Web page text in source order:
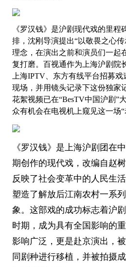
《罗汉钱》是沪剧现代戏的里程
排，沈刚导演提出“以敬畏之心
理念，在演出之前和演员们一起
复打磨。百视通作为上海沪剧院
上海IPTV、东方有线平台招募戏
现场，并用镜头记录下这份独家
花絮视频已在“BesTV中国沪剧”
众有机会在电视机上窥见这一场“
《罗汉钱》是上海沪剧团在
期创作的现代戏，改编自赵
反映了社会变革中的人民生
塑造了解放后江南农村一系
象。这部戏的成功标志着沪
时期，成为具有全国影响的
影响广泛，更是赴京演出，
同剧种进行移植，并被拍摄